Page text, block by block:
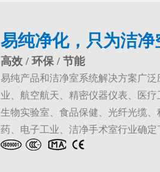
易纯净化，只为洁净
高效 / 环保 / 节能
易纯产品和洁净室系统解决方案广
业、航空航天、精密仪器仪表、医疗
生物实验室、食品保健、光纤光缆
药、电子工业、洁净手术室行业确定